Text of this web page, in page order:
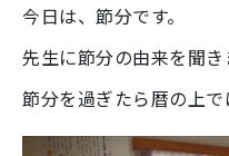
今日は、節分です。
先生に節分の由来を聞き
節分を過ぎたら暦の上で